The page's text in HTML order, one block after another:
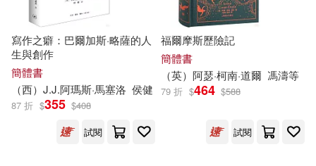
吳育偉(4)
周敏 主編(4)
喬安娜．史畢利(4) 喬寧(4)
喬．蘭斯代爾(4)
中國畫報出版社(16)
中國青年出版社(16)
光明日報出版社(16)
寫作之癖：巴爾加斯·略薩的人
生與創作
簡體書
（西）J.J.阿瑪斯·馬塞洛 侯健
87 折 $355 $408
試閱
福爾摩斯歷險記
簡體書
（英）阿瑟·柯南·道爾 馮濤等
79 折 $464 $588
試閱